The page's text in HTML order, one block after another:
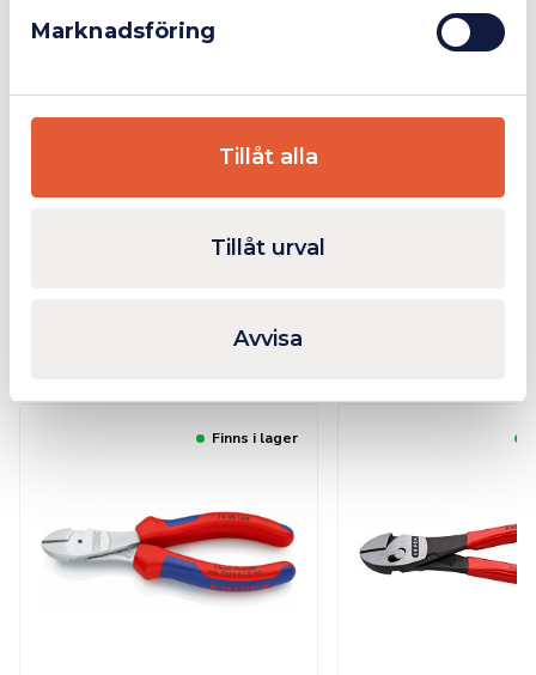
Marknadsföring
Tillåt alla
Tillåt urval
Avvisa
1,6mm.
14mm.
Finns i lager